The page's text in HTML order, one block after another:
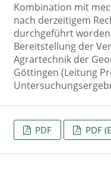
Kombination mit
nach derzeitigem
durchgeführt
Bereitstellung der
Agrartechnik der
Göttingen (Leitung
PDF PDF